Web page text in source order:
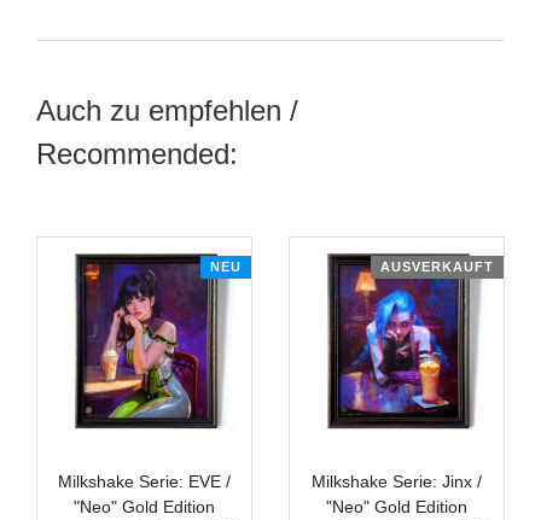
Auch zu empfehlen /
Recommended:
NEU
Milkshake Serie: EVE /
"Neo" Gold Edition
AUSVERKAUFT
Milkshake Serie: Jinx /
"Neo" Gold Edition